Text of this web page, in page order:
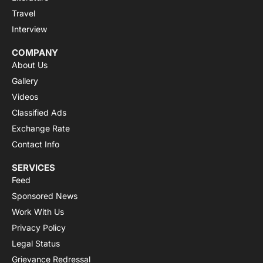
Travel
Interview
COMPANY
About Us
Gallery
Videos
Classified Ads
Exchange Rate
Contact Info
SERVICES
Feed
Sponsored News
Work With Us
Privacy Policy
Legal Status
Grievance Redressal